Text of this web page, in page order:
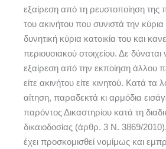
εξαίρεση από τη ρευστοποίηση της
του ακινήτου που συνιστά την κύρια
δυνητική κύρια κατοικία του και
περιουσιακού στοιχείου. Δε δύναται
εξαίρεση από την εκποίηση άλλου
είτε ακινήτου είτε κινητού. Κατά τα
αίτηση, παραδεκτά κι αρμόδια
παρόντος Δικαστηρίου κατά τη
δικαιοδοσίας (άρθρ. 3 Ν. 3869/
έχει προσκομισθεί νομίμως και